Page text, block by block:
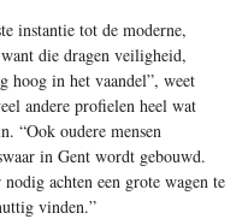
instantie tot de moderne,
die dragen veiligheid,
hoog in het vaandel”, weet
andere profielen heel wat
“Ook oudere mensen
in Gent wordt gebouwd.
achten een grote wagen te
vinden.”